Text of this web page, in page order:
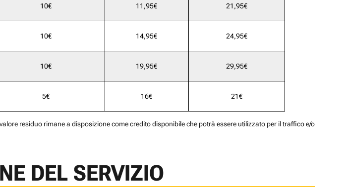
10€ 11,95€ 21,95€
10€ 14,95€ 24,95€
10€ 19,95€ 29,95€
5€ 16€ 21€
residuo rimane a disposizione come credito disponibile che potrà essere utilizzato per il traffico e/o
DEL SERVIZIO